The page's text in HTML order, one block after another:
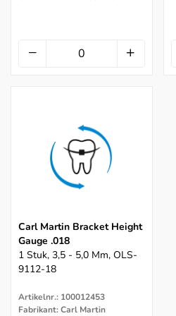
Carl Martin Bracket Height
Gauge .018
1 Stuk, 3,5 - 5,0 Mm, OLS-
9112-18
Artikelnr.: 100012453
Fabrikant: Carl Martin